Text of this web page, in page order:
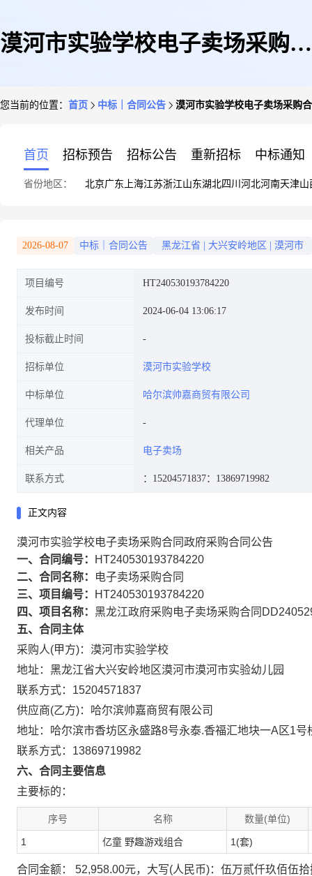
漠河市实验学校电子卖场采购合
您当前的位置： 首页 中标｜合同公告 漠河市实验学校电子卖场采购
首页 招标预告 招标公告 重新招标 中标通知
省份地区： 北京广东 上海江苏浙江山东湖北四川 河北河南天津山
2026-08-07 中标｜合同公告 黑龙江省 大兴安岭地区 漠河市
项目编号 HT240530193784220
发布时间 2024-06-04 13:06:17
投标截止时间
招标单位 漠河市实验学校
中标单位 哈尔滨帅嘉商贸有限公司
代理单位
相关产品 电子卖场
联系方式 ：15204571837：13869719982
正文内容
漠河市实验学校电子卖场采购合同政府采购合同公告
一、合同编号：
HT240530193784220
二、合同名称：
电子卖场采购合同
三、项目编号：
HT240530193784220
四、项目名称： 黑龙江政府采购电子卖场采购合同
五、合同主体
采购人(甲方)：漠河市实验学校
地址：黑龙江省大兴安岭地区漠河市漠河市实验幼儿园
联系方式：15204571837
供应商(乙方)：哈尔滨帅嘉商贸有限公司
地址：哈尔滨市香坊区永盛路8号永泰.香福汇地块一A区1号
联系方式：13869719982
六、合同主要信息
主要标的：
序号 名称 数量(单位)
1 亿童 野趣游戏组合 1(套)
合同金额： 52,958.00元，大写(人民币)：伍万贰仟玖佰伍